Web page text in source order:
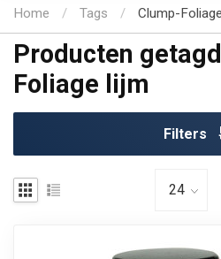
Home / Tags / Clump-
Producten
Foliage lijm
Filters